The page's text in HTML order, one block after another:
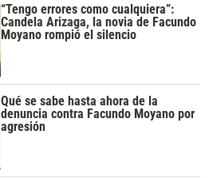
“Tengo errores como cualquiera”:
Candela Arizaga, la novia de Facundo
Moyano rompió el silencio
Qué se sabe hasta ahora de la
denuncia contra Facundo Moyano por
agresión